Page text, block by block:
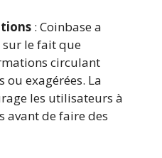
: Coinbase a
le fait que
circulant
ou exagérées. La
les utilisateurs à
avant de faire des